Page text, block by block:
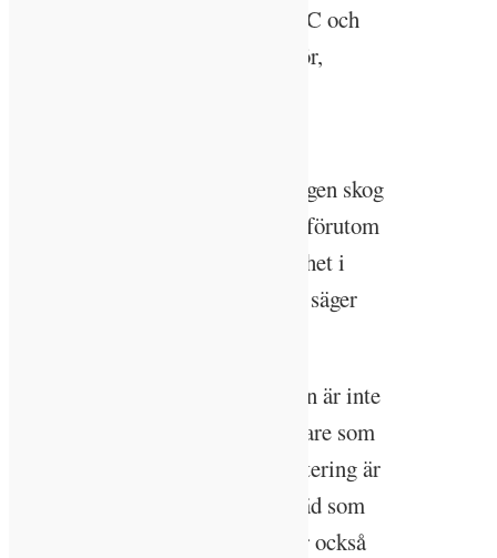
De certifieringar som finns, PEFC och
FSC, gav Ida-Sara inte mycket för,
– Jag har FSC-certifierad kalhuggen skog
och där har alla träd huggits ner, förutom
några högstubbar och lite växtlighet i
kanterna, det känns inte hållbart, säger
Att greppa forskningen om skogen är inte
lätt eftersom det även finns forskare som
menar att kalhyggen följt av plantering är
bra för klimatet då det ger fler träd som
suger upp koldioxid. Vissa menar också